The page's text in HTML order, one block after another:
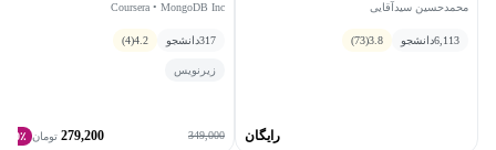
محمدحسین سیدآقایی
6,113دانشجو 3.8
(73)
رایگان
Coursera • MongoDB Inc
317دانشجو 4.2
(4)
زیرنویس
349,000
279,200 تومان 20٪